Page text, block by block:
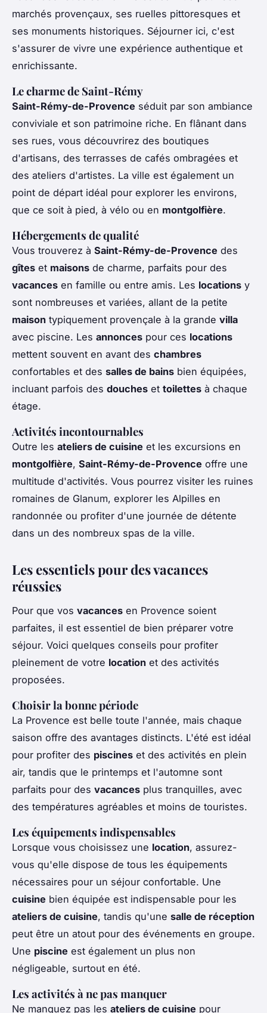
marchés provençaux, ses ruelles pittoresques et
ses monuments historiques. Séjourner ici, c'est
s'assurer de vivre une expérience authentique et
enrichissante.
Le charme de Saint-Rémy
Saint-Rémy-de-Provence séduit par son ambiance
conviviale et son patrimoine riche. En flânant dans
ses rues, vous découvrirez des boutiques
d'artisans, des terrasses de cafés ombragées et
des ateliers d'artistes. La ville est également un
point de départ idéal pour explorer les environs,
que ce soit à pied, à vélo ou en montgolfière.
Hébergements de qualité
Vous trouverez à Saint-Rémy-de-Provence des
gîtes et maisons de charme, parfaits pour des
vacances en famille ou entre amis. Les locations y
sont nombreuses et variées, allant de la petite
maison typiquement provençale à la grande villa
avec piscine. Les annonces pour ces locations
mettent souvent en avant des chambres
confortables et des salles de bains bien équipées,
incluant parfois des douches et toilettes à chaque
étage.
Activités incontournables
Outre les ateliers de cuisine et les excursions en
montgolfière, Saint-Rémy-de-Provence offre une
multitude d'activités. Vous pourrez visiter les ruines
romaines de Glanum, explorer les Alpilles en
randonnée ou profiter d'une journée de détente
dans un des nombreux spas de la ville.
Les essentiels pour des vacances
réussies
Pour que vos vacances en Provence soient
parfaites, il est essentiel de bien préparer votre
séjour. Voici quelques conseils pour profiter
pleinement de votre location et des activités
proposées.
Choisir la bonne période
La Provence est belle toute l'année, mais chaque
saison offre des avantages distincts. L'été est idéal
pour profiter des piscines et des activités en plein
air, tandis que le printemps et l'automne sont
parfaits pour des vacances plus tranquilles, avec
des températures agréables et moins de touristes.
Les équipements indispensables
Lorsque vous choisissez une location, assurez-
vous qu'elle dispose de tous les équipements
nécessaires pour un séjour confortable. Une
cuisine bien équipée est indispensable pour les
ateliers de cuisine, tandis qu'une salle de réception
peut être un atout pour des événements en groupe.
Une piscine est également un plus non
négligeable, surtout en été.
Les activités à ne pas manquer
Ne manquez pas les ateliers de cuisine pour